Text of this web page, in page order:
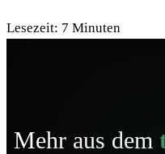
Lesezeit: 7 Minuten
Mehr aus dem